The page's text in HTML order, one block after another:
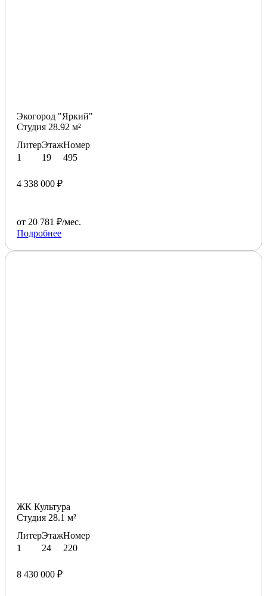
Экогород "Яркий"
Студия 28.92 м²
Литер
1
Этаж
19
Номер
495
4 338 000 ₽
от 20 781 ₽/мес.
Подробнее
ЖК Культура
Студия 28.1 м²
Литер
1
Этаж
24
Номер
220
8 430 000 ₽